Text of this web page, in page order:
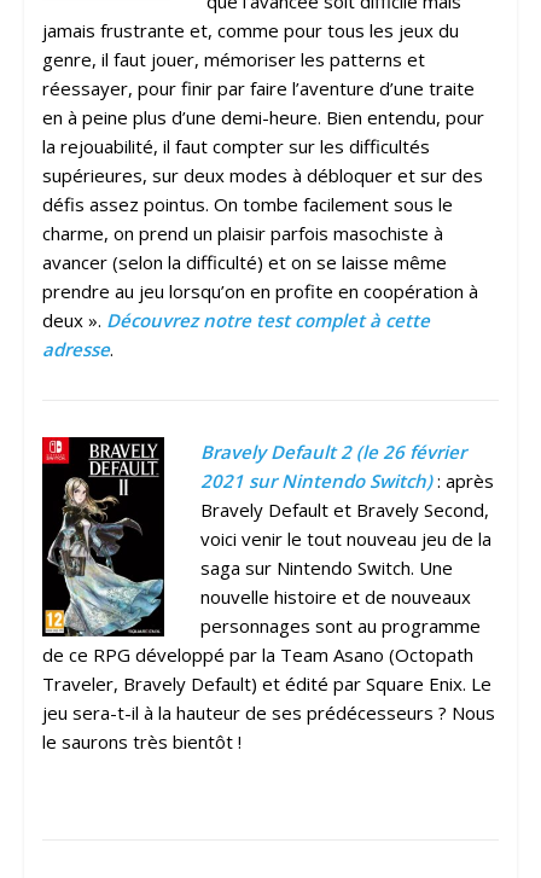
jamais frustrante et, comme pour tous les jeux du
genre, il faut jouer, mémoriser les patterns et
réessayer, pour finir par faire l’aventure d’une traite
en à peine plus d’une demi-heure. Bien entendu, pour
la rejouabilité, il faut compter sur les difficultés
supérieures, sur deux modes à débloquer et sur des
défis assez pointus. On tombe facilement sous le
charme, on prend un plaisir parfois masochiste à
avancer (selon la difficulté) et on se laisse même
prendre au jeu lorsqu’on en profite en coopération à
deux ». Découvrez notre test complet à cette
adresse.
Bravely Default 2 (le 26 février
2021 sur Nintendo Switch): après
Bravely Default et Bravely Second,
voici venir le tout nouveau jeu de la
saga sur Nintendo Switch. Une
nouvelle histoire et de nouveaux
personnages sont au programme
de ce RPG développé par la Team Asano (Octopath
Traveler, Bravely Default) et édité par Square Enix. Le
jeu sera-t-il à la hauteur de ses prédécesseurs ? Nous
le saurons très bientôt !